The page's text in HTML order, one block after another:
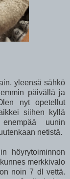
yleensä sähkö
päivällä ja
nyt opetellut
siihen kyllä
uunin
netistä.
höyrytoiminnon
merkkivalo
noin 7 dl vettä.